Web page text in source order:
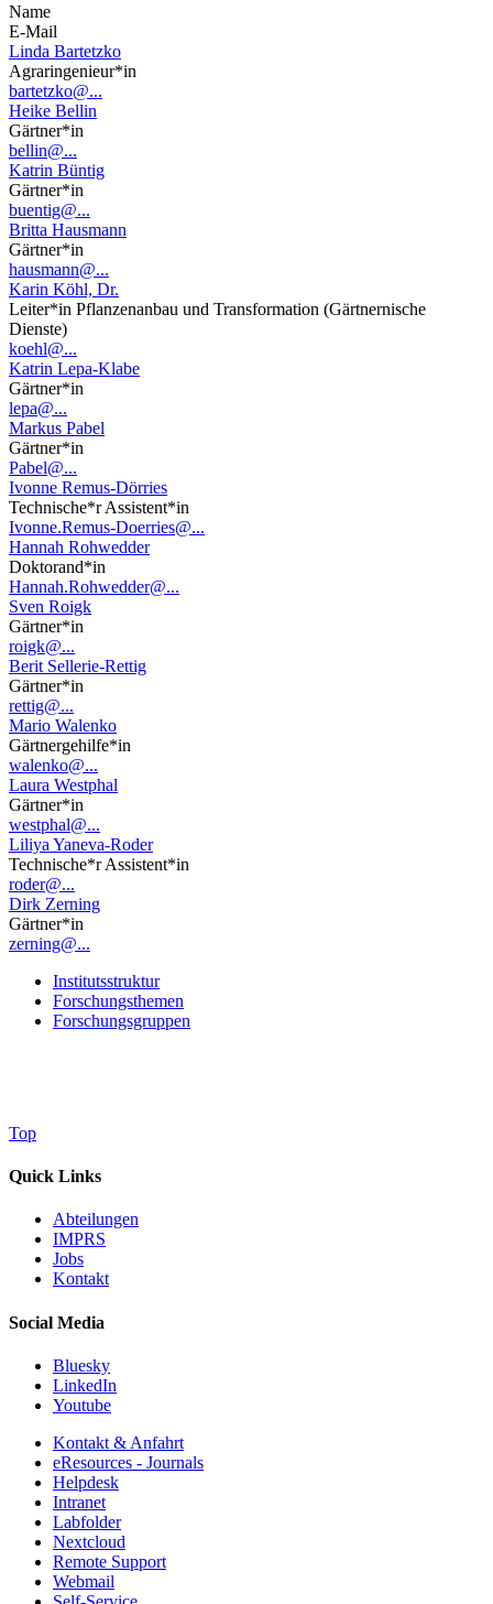
Name
E-Mail
Linda Bartetzko
Agraringenieur*in
bartetzko@...
Heike Bellin
Gärtner*in
bellin@...
Katrin Büntig
Gärtner*in
buentig@...
Britta Hausmann
Gärtner*in
hausmann@...
Karin Köhl, Dr.
Leiter*in Pflanzenanbau und Transformation (Gärtnernische
Dienste)
koehl@...
Katrin Lepa-Klabe
Gärtner*in
lepa@...
Markus Pabel
Gärtner*in
Pabel@...
Ivonne Remus-Dörries
Technische*r Assistent*in
Ivonne.Remus-Doerries@...
Hannah Rohwedder
Doktorand*in
Hannah.Rohwedder@...
Sven Roigk
Gärtner*in
roigk@...
Berit Sellerie-Rettig
Gärtner*in
rettig@...
Mario Walenko
Gärtnergehilfe*in
walenko@...
Laura Westphal
Gärtner*in
westphal@...
Liliya Yaneva-Roder
Technische*r Assistent*in
roder@...
Dirk Zerning
Gärtner*in
zerning@...
Institutsstruktur
Forschungsthemen
Forschungsgruppen
Top
Quick Links
Abteilungen
IMPRS
Jobs
Kontakt
Social Media
Bluesky
LinkedIn
Youtube
Kontakt & Anfahrt
eResources - Journals
Helpdesk
Intranet
Labfolder
Nextcloud
Remote Support
Webmail